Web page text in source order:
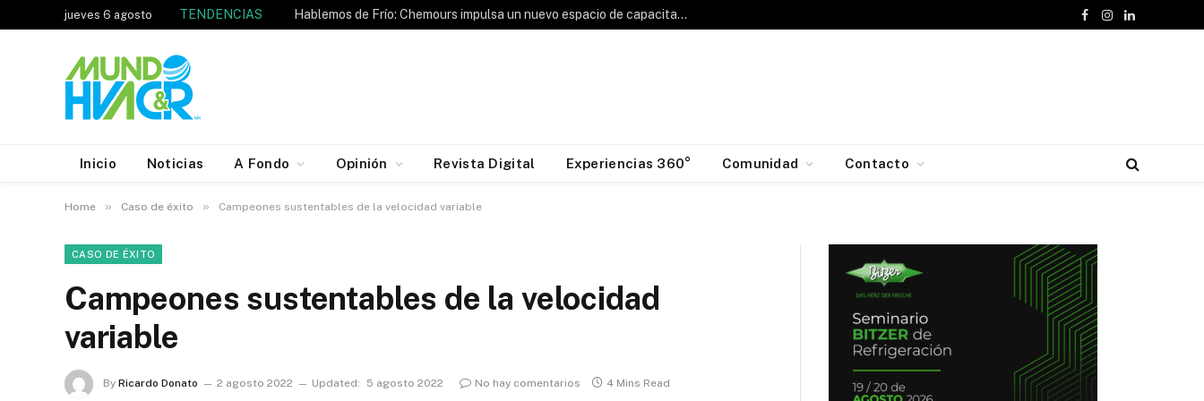
jueves 6 agosto TENDENCIAS Hablemos de Frío: Chemours impulsa un nuevo espacio de capacitación para la industria HVAC&R
Facebook
Instagram
LinkedIn
Inicio Noticias A Fondo Opinión Revista Digital Experiencias 360° Comunidad Contacto
Home » Caso de éxito » Campeones sustentables de la velocidad variable
CASO DE ÉXITO
Campeones sustentables de la velocidad
variable
By Ricardo Donato 2 agosto 2022 Updated: 5 agosto 2022 No hay comentarios 4 Mins Read